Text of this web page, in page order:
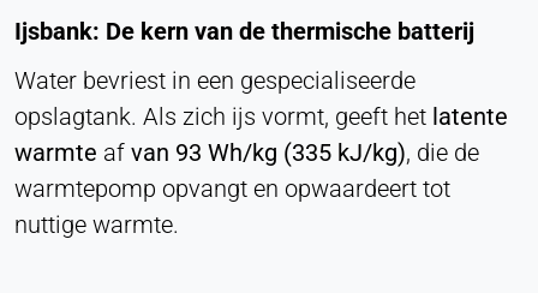
Ijsbank: De kern van de thermische batterij
Water bevriest in een gespecialiseerde
opslagtank. Als zich ijs vormt, geeft het latente
warmte af van 93 Wh/kg (335 kJ/kg), die de
warmtepomp opvangt en opwaardeert tot
nuttige warmte.